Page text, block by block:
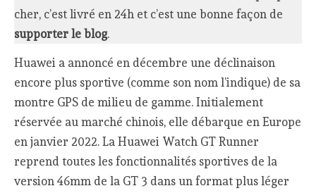
cher, c’est livré en 24h et c’est une bonne façon de
supporter le blog.
Huawei a annoncé en décembre une déclinaison
encore plus sportive (comme son nom l’indique) de sa
montre GPS de milieu de gamme. Initialement
réservée au marché chinois, elle débarque en Europe
en janvier 2022. La Huawei Watch GT Runner
reprend toutes les fonctionnalités sportives de la
version 46mm de la GT 3 dans un format plus léger